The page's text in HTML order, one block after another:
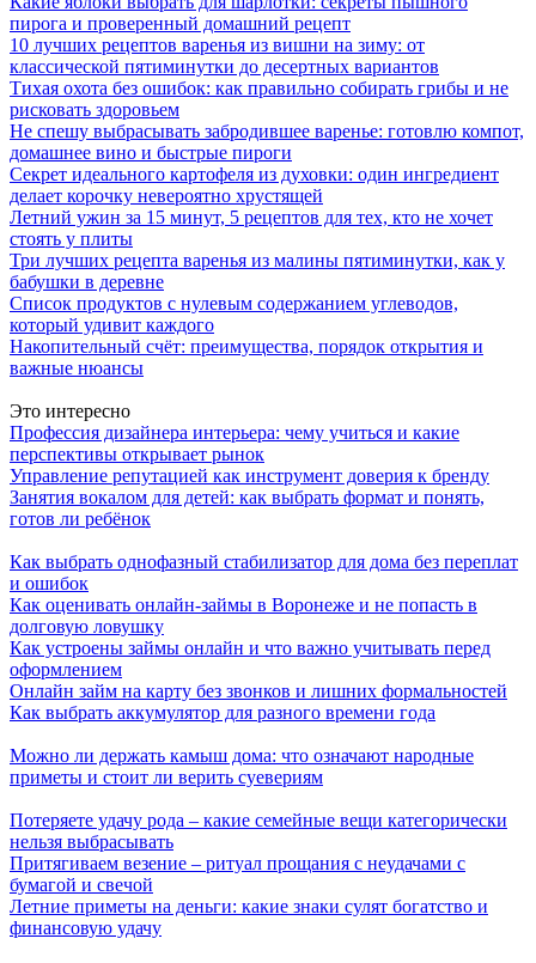
пирога и проверенный домашний рецепт
10 лучших рецептов варенья из вишни на зиму: от
классической пятиминутки до десертных вариантов
Тихая охота без ошибок: как правильно собирать грибы и не
рисковать здоровьем
Не спешу выбрасывать забродившее варенье: готовлю компот,
домашнее вино и быстрые пироги
Секрет идеального картофеля из духовки: один ингредиент
делает корочку невероятно хрустящей
Летний ужин за 15 минут, 5 рецептов для тех, кто не хочет
стоять у плиты
Три лучших рецепта варенья из малины пятиминутки, как у
бабушки в деревне
Список продуктов с нулевым содержанием углеводов,
который удивит каждого
Накопительный счёт: преимущества, порядок открытия и
важные нюансы
Это интересно
Профессия дизайнера интерьера: чему учиться и какие
перспективы открывает рынок
Управление репутацией как инструмент доверия к бренду
Занятия вокалом для детей: как выбрать формат и понять,
готов ли ребёнок
Как выбрать однофазный стабилизатор для дома без переплат
и ошибок
Как оценивать онлайн-займы в Воронеже и не попасть в
долговую ловушку
Как устроены займы онлайн и что важно учитывать перед
оформлением
Онлайн займ на карту без звонков и лишних формальностей
Как выбрать аккумулятор для разного времени года
Можно ли держать камыш дома: что означают народные
приметы и стоит ли верить суевериям
Потеряете удачу рода – какие семейные вещи категорически
нельзя выбрасывать
Притягиваем везение – ритуал прощания с неудачами с
бумагой и свечой
Летние приметы на деньги: какие знаки сулят богатство и
финансовую удачу